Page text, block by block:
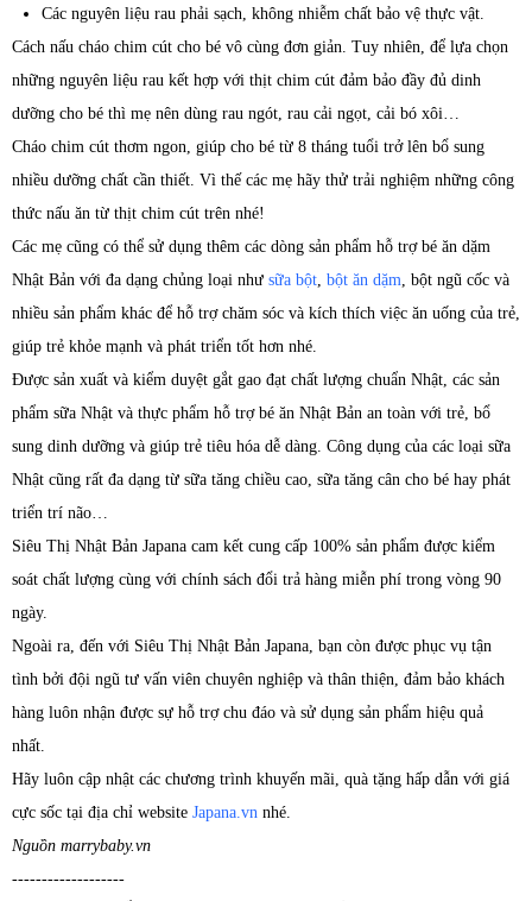
Các nguyên liệu rau phải sạch, không nhiễm chất bảo vệ thực vật.
Cách nấu cháo chim cút cho bé vô cùng đơn giản. Tuy nhiên, để lựa chọn
những nguyên liệu rau kết hợp với thịt chim cút đảm bảo đầy đủ dinh
dưỡng cho bé thì mẹ nên dùng rau ngót, rau cải ngọt, cải bó xôi…
Cháo chim cút thơm ngon, giúp cho bé từ 8 tháng tuổi trở lên bổ sung
nhiều dưỡng chất cần thiết. Vì thế các mẹ hãy thử trải nghiệm những công
thức nấu ăn từ thịt chim cút trên nhé!
Các mẹ cũng có thể sử dụng thêm các dòng sản phẩm hỗ trợ bé ăn dặm
Nhật Bản với đa dạng chủng loại như sữa bột bột ăn dặm , bột ngũ cốc và
nhiều sản phẩm khác để hỗ trợ chăm sóc và kích thích việc ăn uống của trẻ,
giúp trẻ khỏe mạnh và phát triển tốt hơn nhé.
Được sản xuất và kiểm duyệt gắt gao đạt chất lượng chuẩn Nhật, các sản
phẩm sữa Nhật và thực phẩm hỗ trợ bé ăn Nhật Bản an toàn với trẻ, bổ
sung dinh dưỡng và giúp trẻ tiêu hóa dễ dàng. Công dụng của các loại sữa
Nhật cũng rất đa dạng từ sữa tăng chiều cao, sữa tăng cân cho bé hay phát
triển trí não…
Siêu Thị Nhật Bản Japana cam kết cung cấp 100% sản phẩm được kiểm
soát chất lượng cùng với chính sách đổi trả hàng miễn phí trong vòng 90
ngày.
Ngoài ra, đến với Siêu Thị Nhật Bản Japana, bạn còn được phục vụ tận
tình bởi đội ngũ tư vấn viên chuyên nghiệp và thân thiện, đảm bảo khách
hàng luôn nhận được sự hỗ trợ chu đáo và sử dụng sản phẩm hiệu quả
nhất.
Hãy luôn cập nhật các chương trình khuyến mãi, quà tặng hấp dẫn với giá
cực sốc tại địa chỉ website Japana.vn nhé.
Nguồn marrybaby.vn
-------------------